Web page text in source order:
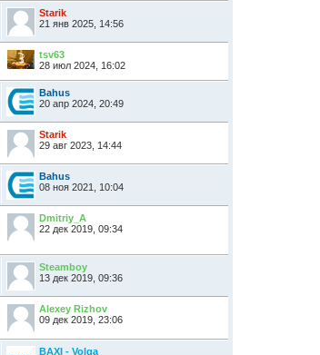
Starik
21 янв 2025, 14:56
tsv63
28 июл 2024, 16:02
Bahus
20 апр 2024, 20:49
Starik
29 авг 2023, 14:44
Bahus
08 ноя 2021, 10:04
Dmitriy_A
22 дек 2019, 09:34
Steamboy
13 дек 2019, 09:36
Alexey Rizhov
09 дек 2019, 23:06
BAXI - Volga